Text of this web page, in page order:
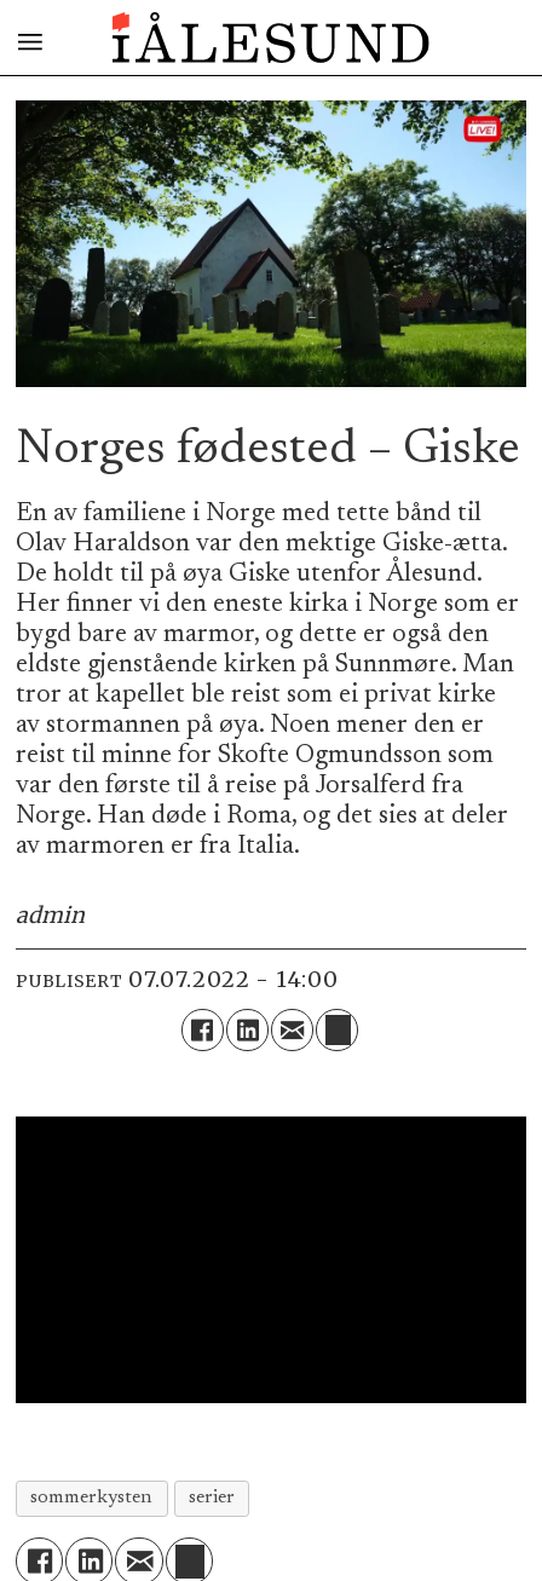
Norges fødested – Giske
En av familiene i Norge med tette bånd til
Olav Haraldson var den mektige Giske-ætta.
De holdt til på øya Giske utenfor Ålesund.
Her finner vi den eneste kirka i Norge som er
bygd bare av marmor, og dette er også den
eldste gjenstående kirken på Sunnmøre. Man
tror at kapellet ble reist som ei privat kirke
av stormannen på øya. Noen mener den er
reist til minne for Skofte Ogmundsson som
var den første til å reise på Jorsalferd fra
Norge. Han døde i Roma, og det sies at deler
av marmoren er fra Italia.
admin
PUBLISERT 07.07.2022 - 14:00
sommerkysten serier